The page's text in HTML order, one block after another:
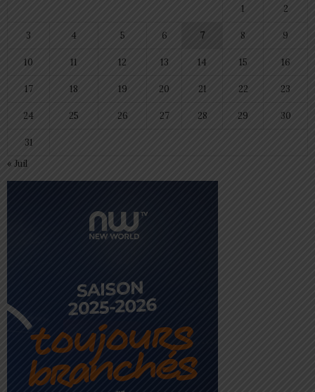
1 2
3 4 5 6 7 8 9
10 11 12 13 14 15 16
17 18 19 20 21 22 23
24 25 26 27 28 29 30
31
« Juil